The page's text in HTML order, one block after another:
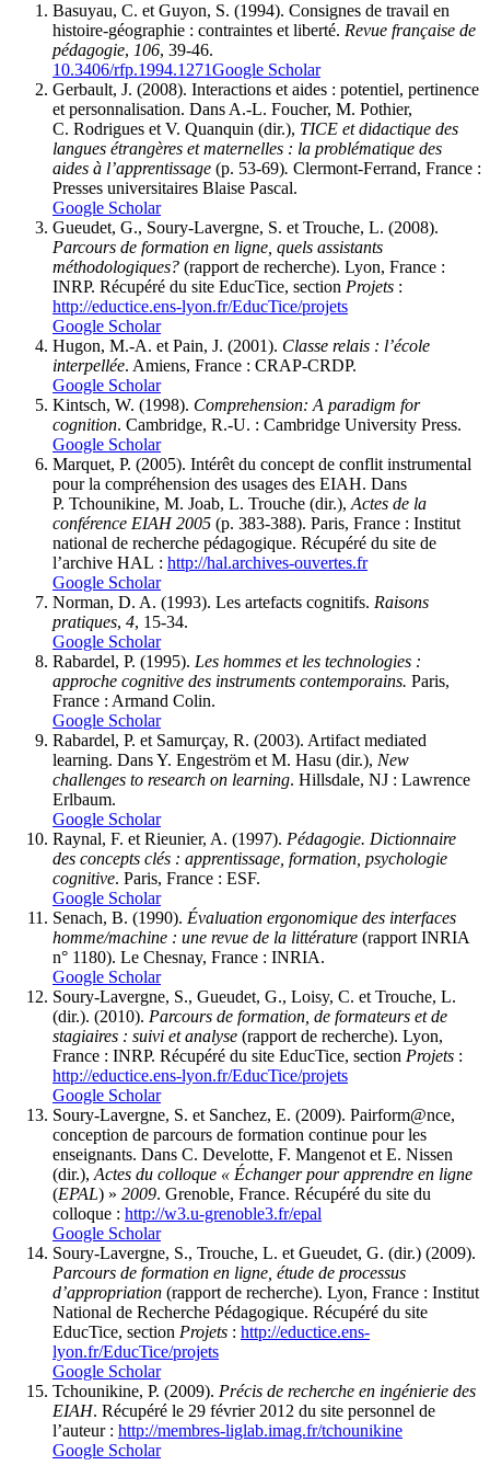
Basuyau, C. et Guyon, S. (1994). Consignes de travail en
histoire-géographie : contraintes et liberté. Revue française de
pédagogie, 106, 39-46.
10.3406/rfp.1994.1271Google Scholar
Gerbault, J. (2008). Interactions et aides : potentiel, pertinence
et personnalisation. Dans A.-L. Foucher, M. Pothier,
C. Rodrigues et V. Quanquin (dir.), TICE et didactique des
langues étrangères et maternelles : la problématique des
aides à l’apprentissage (p. 53-69). Clermont-Ferrand, France :
Presses universitaires Blaise Pascal.
Google Scholar
Gueudet, G., Soury-Lavergne, S. et Trouche, L. (2008).
Parcours de formation en ligne, quels assistants
méthodologiques? (rapport de recherche). Lyon, France :
INRP. Récupéré du site EducTice, section Projets :
http://eductice.ens-lyon.fr/EducTice/projets
Google Scholar
Hugon, M.-A. et Pain, J. (2001). Classe relais : l’école
interpellée. Amiens, France : CRAP-CRDP.
Google Scholar
Kintsch, W. (1998). Comprehension: A paradigm for
cognition. Cambridge, R.-U. : Cambridge University Press.
Google Scholar
Marquet, P. (2005). Intérêt du concept de conflit instrumental
pour la compréhension des usages des EIAH. Dans
P. Tchounikine, M. Joab, L. Trouche (dir.),Actes de la
conférence EIAH 2005 (p. 383-388). Paris, France : Institut
national de recherche pédagogique. Récupéré du site de
l’archive HAL : http://hal.archives-ouvertes.fr
Google Scholar
Norman, D. A. (1993). Les artefacts cognitifs. Raisons
pratiques, 4, 15-34.
Google Scholar
Rabardel, P. (1995). Les hommes et les technologies :
approche cognitive des instruments contemporains. Paris,
France : Armand Colin.
Google Scholar
Rabardel, P. et Samurçay, R. (2003). Artifact mediated
learning. Dans Y. Engeström et M. Hasu (dir.), New
challenges to research on learning. Hillsdale, NJ : Lawrence
Erlbaum.
Google Scholar
Raynal, F. et Rieunier, A. (1997). Pédagogie. Dictionnaire
des concepts clés : apprentissage, formation, psychologie
cognitive. Paris, France : ESF.
Google Scholar
Senach, B. (1990). Évaluation ergonomique des interfaces
homme/machine : une revue de la littérature (rapport INRIA
n° 1180). Le Chesnay, France : INRIA.
Google Scholar
Soury-Lavergne, S., Gueudet, G., Loisy, C. et Trouche, L.
(dir.). (2010). Parcours de formation, de formateurs et de
stagiaires : suivi et analyse (rapport de recherche). Lyon,
France : INRP. Récupéré du site EducTice, section Projets :
http://eductice.ens-lyon.fr/EducTice/projets
Google Scholar
Soury-Lavergne, S. et Sanchez, E. (2009). Pairform@nce,
conception de parcours de formation continue pour les
enseignants. Dans C. Develotte, F. Mangenot et E. Nissen
(dir.),Actes du colloque « Échanger pour apprendre en ligne
(EPAL) » 2009. Grenoble, France. Récupéré du site du
colloque : http://w3.u-grenoble3.fr/epal
Google Scholar
Soury-Lavergne, S., Trouche, L. et Gueudet, G. (dir.) (2009).
Parcours de formation en ligne, étude de processus
d’appropriation (rapport de recherche). Lyon, France : Institut
National de Recherche Pédagogique. Récupéré du site
EducTice, section Projets : http://eductice.ens-
lyon.fr/EducTice/projets
Google Scholar
Tchounikine, P. (2009). Précis de recherche en ingénierie des
EIAH. Récupéré le 29 février 2012 du site personnel de
l’auteur : http://membres-liglab.imag.fr/tchounikine
Google Scholar